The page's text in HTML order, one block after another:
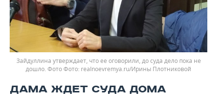
Зайдуллина утверждает, что ее оговорили, до суда дело пока не
дошло. Фото
realnoevremya.ru/Ирины Плотниковой
ДАМА ЖДЕТ СУДА ДОМА